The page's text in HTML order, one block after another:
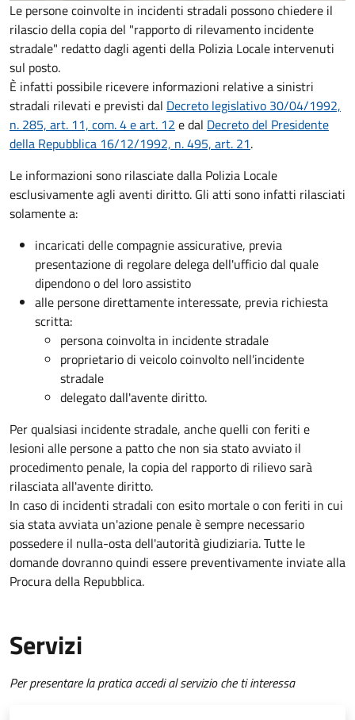
Le persone coinvolte in incidenti stradali possono chiedere il
rilascio della copia del "rapporto di rilevamento incidente
stradale" redatto dagli agenti della Polizia Locale intervenuti
sul posto.
È infatti possibile ricevere informazioni relative a sinistri
stradali rilevati e previsti dal Decreto legislativo 30/04/1992,
n. 285, art. 11, com. 4 e art. 12 e dal Decreto del Presidente
della Repubblica 16/12/1992, n. 495, art. 21.
Le informazioni sono rilasciate dalla Polizia Locale
esclusivamente agli aventi diritto. Gli atti sono infatti rilasciati
solamente a:
incaricati delle compagnie assicurative, previa
presentazione di regolare delega dell'ufficio dal quale
dipendono o del loro assistito
alle persone direttamente interessate, previa richiesta
scritta:
persona coinvolta in incidente stradale
proprietario di veicolo coinvolto nell’incidente
stradale
delegato dall'avente diritto.
Per qualsiasi incidente stradale, anche quelli con feriti e
lesioni alle persone a patto che non sia stato avviato il
procedimento penale, la copia del rapporto di rilievo sarà
rilasciata all'avente diritto.
In caso di incidenti stradali con esito mortale o con feriti in cui
sia stata avviata un'azione penaleè sempre necessario
possedere il nulla-osta dell'autorità giudiziaria. Tutte le
domande dovranno quindi essere preventivamente inviate alla
Procura della Repubblica.
Servizi
Per presentare la pratica accedi al servizio che ti interessa